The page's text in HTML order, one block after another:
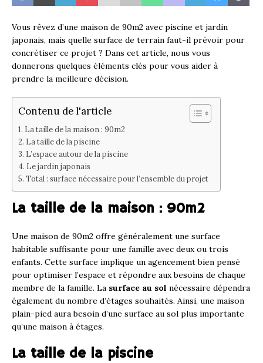
Vous rêvez d’une maison de 90m2 avec piscine et jardin
japonais, mais quelle surface de terrain faut-il prévoir pour
concrétiser ce projet ? Dans cet article, nous vous
donnerons quelques éléments clés pour vous aider à
prendre la meilleure décision.
Contenu de l'article
La taille de la maison : 90m2
La taille de la piscine
L’espace autour de la piscine
Le jardin japonais
Total : surface nécessaire pour l’ensemble du projet
La taille de la maison : 90m2
Une maison de 90m2 offre généralement une surface
habitable suffisante pour une famille avec deux ou trois
enfants. Cette surface implique un agencement bien pensé
pour optimiser l’espace et répondre aux besoins de chaque
membre de la famille. La surface au sol nécessaire dépendra
également du nombre d’étages souhaités. Ainsi, une maison
plain-pied aura besoin d’une surface au sol plus importante
qu’une maison à étages.
La taille de la piscine